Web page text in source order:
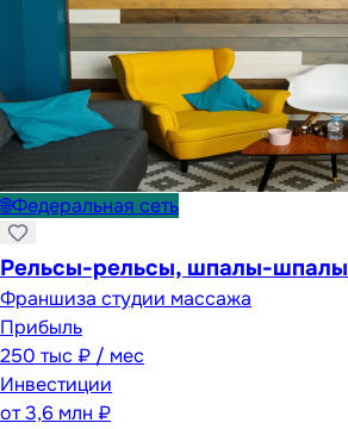
🌐Федеральная сеть
Рельсы-рельсы, шпалы-шпалы
Франшиза студии массажа
Прибыль
250 тыс ₽ / мес
Инвестиции
от3,6 млн ₽